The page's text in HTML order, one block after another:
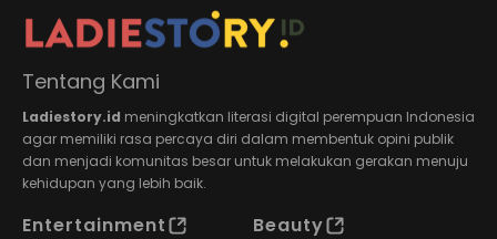
Tentang Kami
Ladiestory.id meningkatkan literasi digital perempuan Indonesia
agar memiliki rasa percaya diri dalam membentuk opini publik
dan menjadi komunitas besar untuk melakukan gerakan menuju
kehidupan yang lebih baik.
Entertainment Beauty